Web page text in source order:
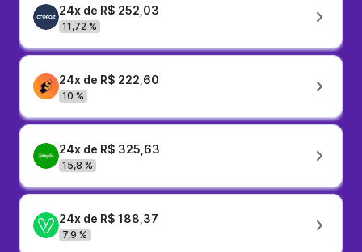
24x de R$ 252,03
11,72 %
24x de R$ 222,60
10 %
24x de R$ 325,63
15,8 %
24x de R$ 188,37
7,9 %